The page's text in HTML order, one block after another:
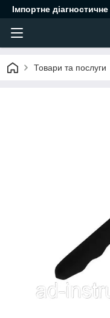
Імпортне
Товари та послуги